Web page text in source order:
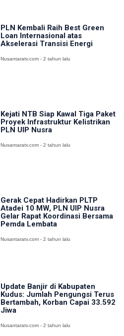
PLN Kembali Raih Best Green
Loan Internasional atas
Akselerasi Transisi Energi
Nusantaratv.com - 2 tahun lalu
Kejati NTB Siap Kawal Tiga Paket
Proyek Infrastruktur Kelistrikan
PLN UIP Nusra
Nusantaratv.com - 2 tahun lalu
Gerak Cepat Hadirkan PLTP
Atadei 10 MW, PLN UIP Nusra
Gelar Rapat Koordinasi Bersama
Pemda Lembata
Nusantaratv.com - 2 tahun lalu
Update Banjir di Kabupaten
Kudus: Jumlah Pengungsi Terus
Bertambah, Korban Capai 33.592
Jiwa
Nusantaratv.com - 2 tahun lalu